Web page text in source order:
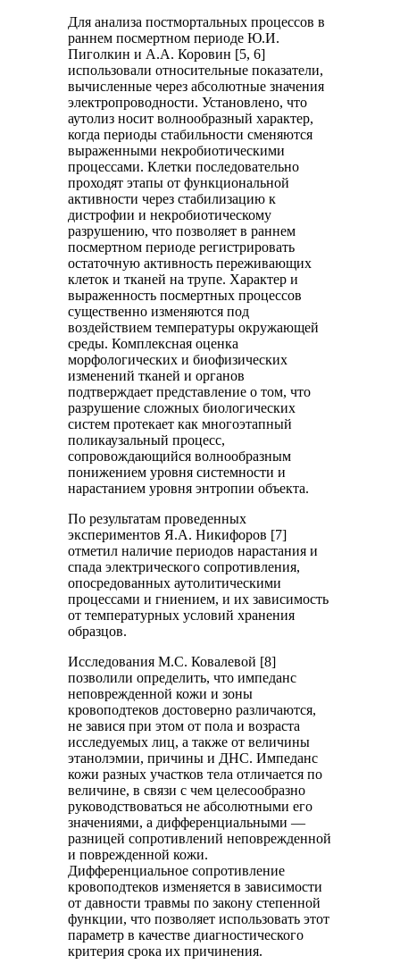
Для анализа постмортальных процессов в
раннем посмертном периоде Ю.И.
Пиголкин и А.А. Коровин [5, 6]
использовали относительные показатели,
вычисленные через абсолютные значения
электропроводности. Установлено, что
аутолиз носит волнообразный характер,
когда периоды стабильности сменяются
выраженными некробиотическими
процессами. Клетки последовательно
проходят этапы от функциональной
активности через стабилизацию к
дистрофии и некробиотическому
разрушению, что позволяет в раннем
посмертном периоде регистрировать
остаточную активность переживающих
клеток и тканей на трупе. Характер и
выраженность посмертных процессов
существенно изменяются под
воздействием температуры окружающей
среды. Комплексная оценка
морфологических и биофизических
изменений тканей и органов
подтверждает представление о том, что
разрушение сложных биологических
систем протекает как многоэтапный
поликаузальный процесс,
сопровождающийся волнообразным
понижением уровня системности и
нарастанием уровня энтропии объекта.
По результатам проведенных
экспериментов Я.А. Никифоров [7]
отметил наличие периодов нарастания и
спада электрического сопротивления,
опосредованных аутолитическими
процессами и гниением, и их зависимость
от температурных условий хранения
образцов.
Исследования М.С. Ковалевой [8]
позволили определить, что импеданс
неповрежденной кожи и зоны
кровоподтеков достоверно различаются,
не завися при этом от пола и возраста
исследуемых лиц, а также от величины
этанолэмии, причины и ДНС. Импеданс
кожи разных участков тела отличается по
величине, в связи с чем целесообразно
руководствоваться не абсолютными его
значениями, а дифференциальными —
разницей сопротивлений неповрежденной
и поврежденной кожи.
Дифференциальное сопротивление
кровоподтеков изменяется в зависимости
от давности травмы по закону степенной
функции, что позволяет использовать этот
параметр в качестве диагностического
критерия срока их причинения.